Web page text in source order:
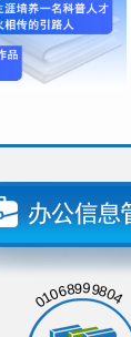
01068999804